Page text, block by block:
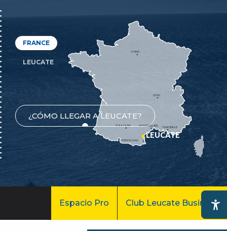
FRANCE
LEUCATE
¿CÓMO LLEGAR A LEUCATE?
MONTPELLIER
PERPIGNAN
MARSEILLE
TOULOUSE
LYON
PARIS
LEUCATE
Espacio Pro Club Leucate Business